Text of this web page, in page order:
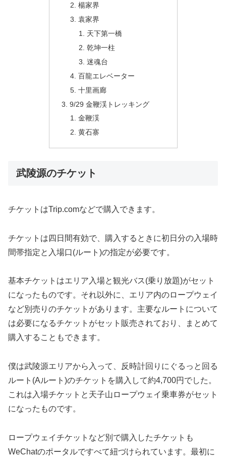
楊家界
袁家界
天下第一橋
乾坤一柱
迷魂台
百龍エレベーター
十里画廊
9/29 金鞭渓トレッキング
金鞭渓
黄石寨
武陵源のチケット
チケットはTrip.comなどで購入できます。
チケットは四日間有効で、購入するときに初日分の入場時
間帯指定と入場口(ルート)の指定が必要です。
基本チケットはエリア入場と観光バス(乗り放題)がセット
になったものです。それ以外に、エリア内のロープウェイ
など別売りのチケットがあります。主要なルートについて
は必要になるチケットがセット販売されており、まとめて
購入することもできます。
僕は武陵源エリアから入って、反時計回りにぐるっと回る
ルート(Aルート)のチケットを購入して約4,700円でした。
これは入場チケットと天子山ロープウェイ乗車券がセット
になったものです。
ロープウェイチケットなど別で購入したチケットも
WeChatのポータルですべて紐づけられています。最初に